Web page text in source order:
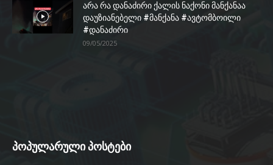
არა რა დანაძირი ქალის ნაქონი მანქანაა
დაუზიანებელი #მანქანა #ავტომბოილი
#დანაძირი
09/05/2025
პოპულარული პოსტები